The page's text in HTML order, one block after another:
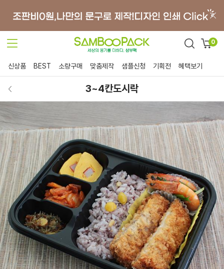
0
신상품 BEST 소량구매 맞춤제작 샘플신청 기획전 혜택보기
3~4칸도시락